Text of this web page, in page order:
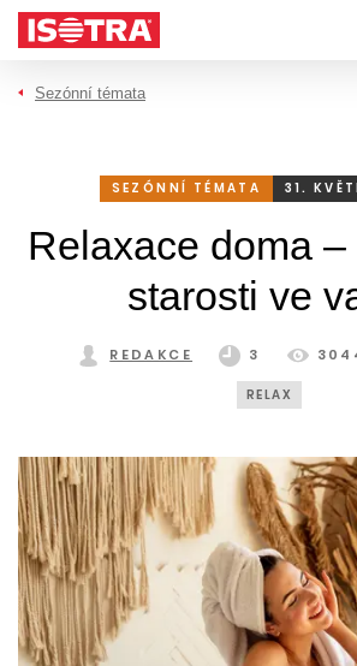
Přeskočit na obsah
Sezónní témata
SEZÓNNÍ TÉMATA 31.
Relaxace doma
starosti ve
REDAKCE 3
RELAX